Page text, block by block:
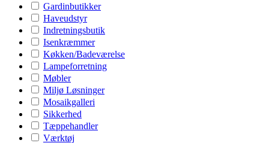
Gardinbutikker
Haveudstyr
Indretningsbutik
Isenkræmmer
Køkken/Badeværelse
Lampeforretning
Møbler
Miljø Løsninger
Mosaikgalleri
Sikkerhed
Tæppehandler
Værktøj